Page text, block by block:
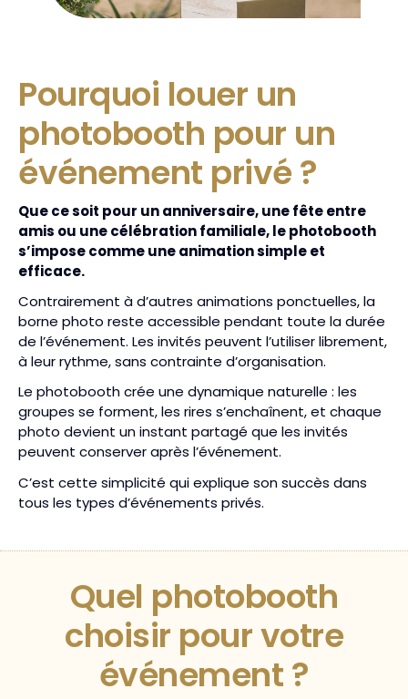
Pourquoi louer un
photobooth pour un
événement privé ?
Que ce soit pour un anniversaire, une fête entre
amis ou une célébration familiale, le photobooth
s’impose comme une animation simple et
efficace.
Contrairement à d’autres animations ponctuelles, la
borne photo reste accessible pendant toute la durée
de l’événement. Les invités peuvent l’utiliser librement,
à leur rythme, sans contrainte d’organisation.
Le photobooth crée une dynamique naturelle : les
groupes se forment, les rires s’enchaînent, et chaque
photo devient un instant partagé que les invités
peuvent conserver après l’événement.
C’est cette simplicité qui explique son succès dans
tous les types d’événements privés.
Quel photobooth
choisir pourvotre
événement ?